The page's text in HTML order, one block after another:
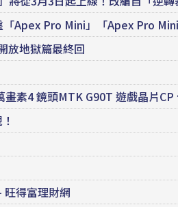
Apex Pro Mini」「Apex Pro
放地獄篇最終回
素4 鏡頭MTK G90T 遊戲晶片CP
得富理財網